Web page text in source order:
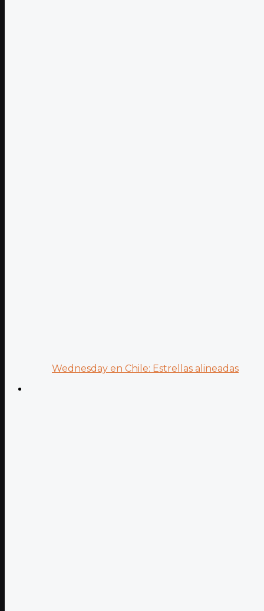
Wednesday en Chile: Estrellas alineadas